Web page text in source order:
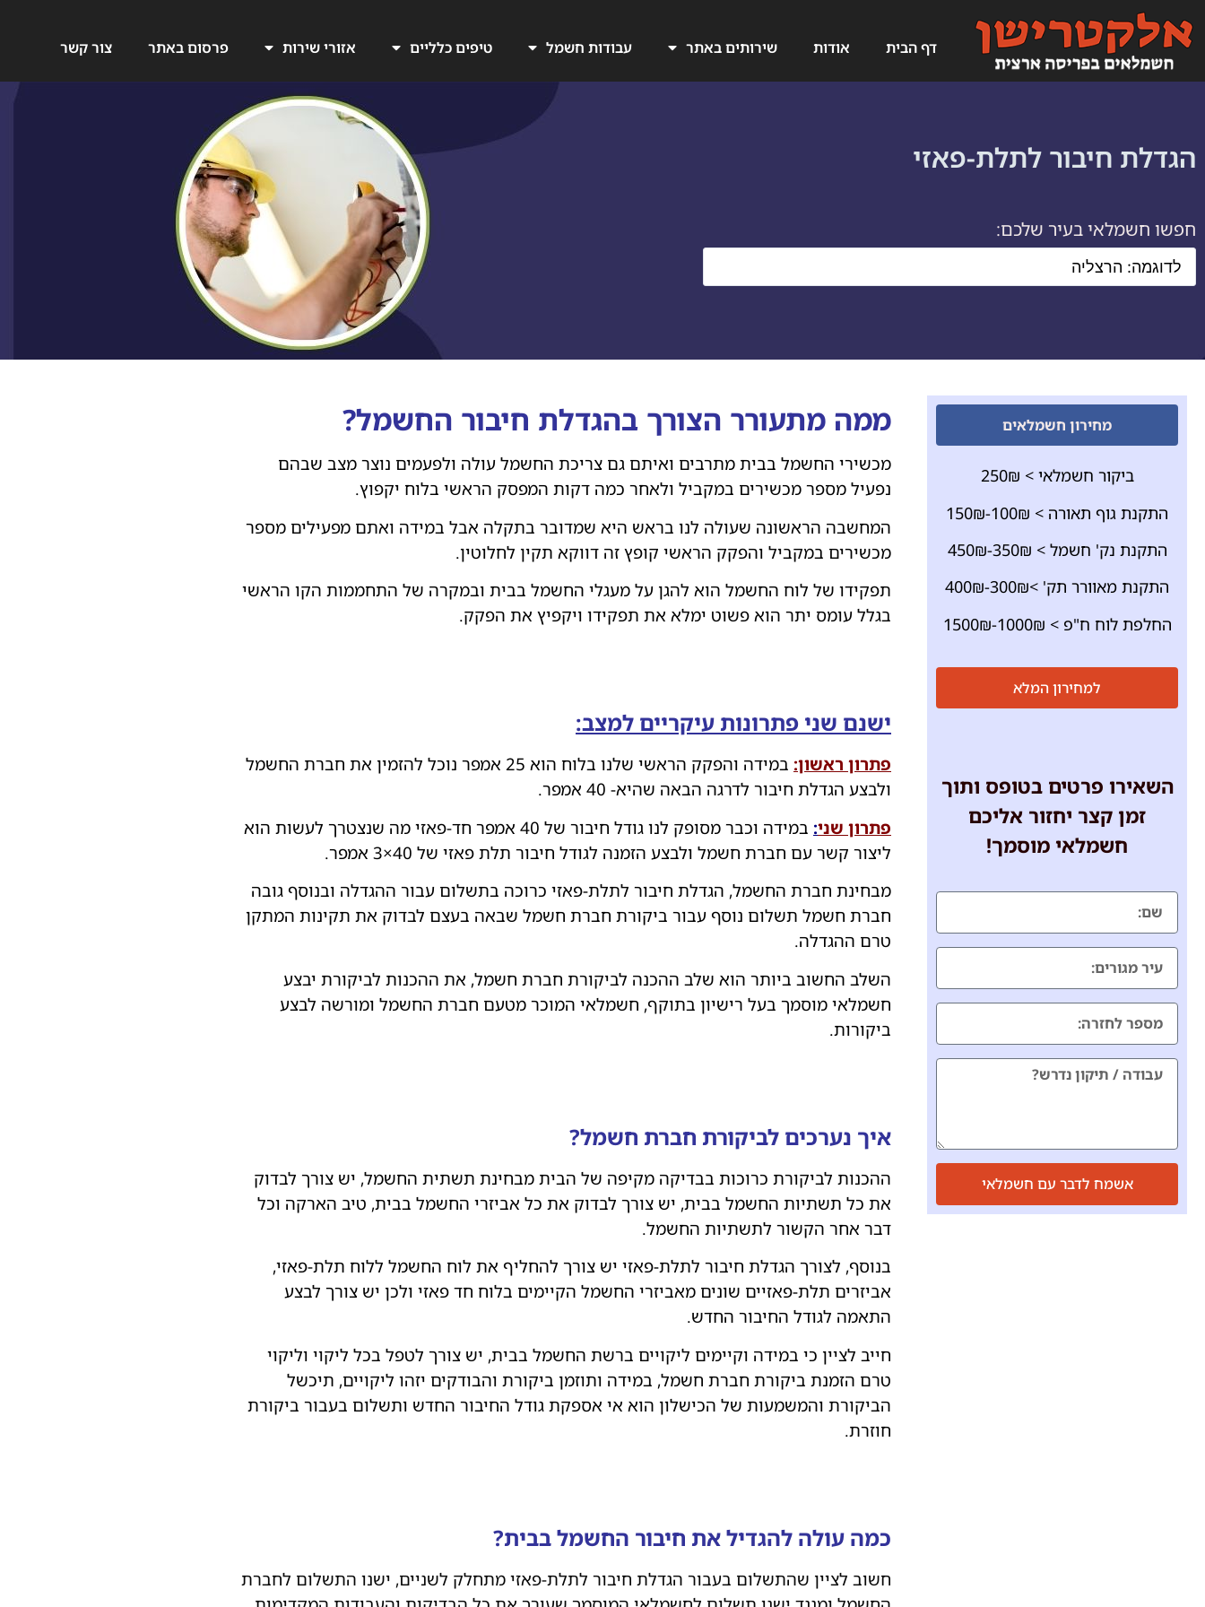
דף הבית אודות שירותים באתר עבודות חשמל טיפים כלליים אזורי שירות פרסום באתר צור קשר
הגדלת חיבור לתלת-פאזי
חפשו חשמלאי בעיר שלכם:
מחירון חשמלאים
ביקור חשמלאי > 250₪
התקנת גוף תאורה > 100₪-150₪
התקנת נק' חשמל > 350₪-450₪
התקנת מאוורר תק' >300₪-400₪
החלפת לוח ח"פ > 1000₪-1500₪
למחירון המלא
השאירו פרטים בטופס ותוך
זמן קצר יחזור אליכם
חשמלאי מוסמך!
אשמח לדבר עם חשמלאי
ממה מתעורר הצורך בהגדלת חיבור החשמל?
מכשירי החשמל בבית מתרבים ואיתם גם צריכת החשמל עולה ולפעמים נוצר מצב שבהם
נפעיל מספר מכשירים במקביל ולאחר כמה דקות המפסק הראשי בלוח יקפוץ.
המחשבה הראשונה שעולה לנו בראש היא שמדובר בתקלה אבל במידה ואתם מפעילים מספר
מכשירים במקביל והפקק הראשי קופץ זה דווקא תקין לחלוטין.
תפקידו של לוח החשמל הוא להגן על מעגלי החשמל בבית ובמקרה של התחממות הקו הראשי
בגלל עומס יתר הוא פשוט ימלא את תפקידו ויקפיץ את הפקק.
ישנם שני פתרונות עיקריים למצב:
פתרון ראשון:
במידה והפקק הראשי שלנו בלוח הוא 25 אמפר נוכל להזמין את חברת החשמל
ולבצע הגדלת חיבור לדרגה הבאה שהיא- 40 אמפר.
פתרון שני:
במידה וכבר מסופק לנו גודל חיבור של 40 אמפר חד-פאזי מה שנצטרך לעשות הוא
ליצור קשר עם חברת חשמל ולבצע הזמנה לגודל חיבור תלת פאזי של 40×3 אמפר.
מבחינת חברת החשמל, הגדלת חיבור לתלת-פאזי כרוכה בתשלום עבור ההגדלה ובנוסף גובה
חברת חשמל תשלום נוסף עבור ביקורת חברת חשמל שבאה בעצם לבדוק את תקינות המתקן
טרם ההגדלה.
השלב החשוב ביותר הוא שלב ההכנה לביקורת חברת חשמל, את ההכנות לביקורת יבצע
חשמלאי מוסמך בעל רישיון בתוקף, חשמלאי המוכר מטעם חברת החשמל ומורשה לבצע
ביקורות.
איך נערכים לביקורת חברת חשמל?
ההכנות לביקורת כרוכות בבדיקה מקיפה של הבית מבחינת תשתית החשמל, יש צורך לבדוק
את כל תשתיות החשמל בבית, יש צורך לבדוק את כל אביזרי החשמל בבית, טיב הארקה וכל
דבר אחר הקשור לתשתיות החשמל.
בנוסף, לצורך הגדלת חיבור לתלת-פאזי יש צורך להחליף את לוח החשמל ללוח תלת-פאזי,
אביזרים תלת-פאזיים שונים מאביזרי החשמל הקיימים בלוח חד פאזי ולכן יש צורך לבצע
התאמה לגודל החיבור החדש.
חייב לציין כי במידה וקיימים ליקויים ברשת החשמל בבית, יש צורך לטפל בכל ליקוי וליקוי
טרם הזמנת ביקורת חברת חשמל, במידה ותוזמן ביקורת והבודקים יזהו ליקויים, תיכשל
הביקורת והמשמעות של הכישלון הוא אי אספקת גודל החיבור החדש ותשלום בעבור ביקורת
חוזרת.
כמה עולה להגדיל את חיבור החשמל בבית?
חשוב לציין שהתשלום בעבור הגדלת חיבור לתלת-פאזי מתחלק לשניים, ישנו התשלום לחברת